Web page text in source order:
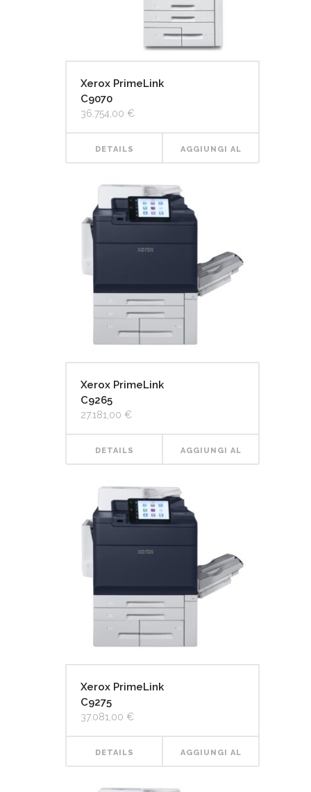
Xerox PrimeLink
C9070
36.754,00 €
DETAILS AGGIUNGI AL
Xerox PrimeLink
C9265
27.181,00 €
DETAILS AGGIUNGI AL
Xerox PrimeLink
C9275
37.081,00 €
DETAILS AGGIUNGI AL